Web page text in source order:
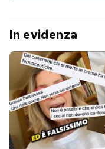
In evidenza